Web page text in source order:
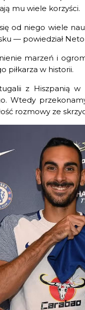
mu wiele korzyści.
od niego wiele
— powiedział
marzeń i
piłkarza w historii.
z Hiszpanią w
Wtedy
rozmowy ze